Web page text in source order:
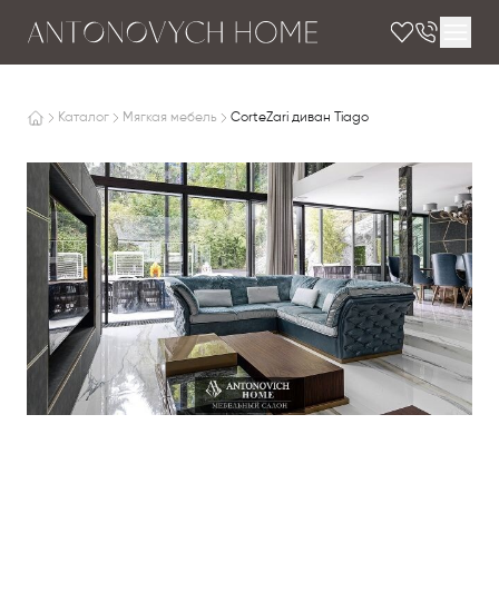
Каталог Мягкая мебель CorteZari диван Tiago